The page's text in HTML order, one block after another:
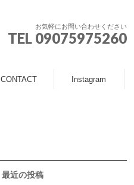
お気軽にお問い合わせください
TEL 09075975260
CONTACT Instagram
最近の投稿